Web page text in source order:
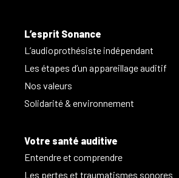
L’esprit Sonance
L’audioprothésiste indépendant
Les étapes d’un appareillage auditif
Nos valeurs
Solidarité & environnement
Votre santé auditive
Entendre et comprendre
Les pertes et traumatismes sonores